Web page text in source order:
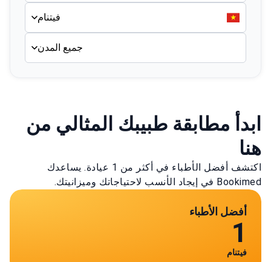
فيتنام
جميع المدن
ابدأ مطابقة طبيبك المثالي من
هنا
اكتشف أفضل الأطباء في أكثر من 1 عيادة. يساعدك
Bookimed في إيجاد الأنسب لاحتياجاتك وميزانيتك.
أفضل الأطباء
1
فيتنام